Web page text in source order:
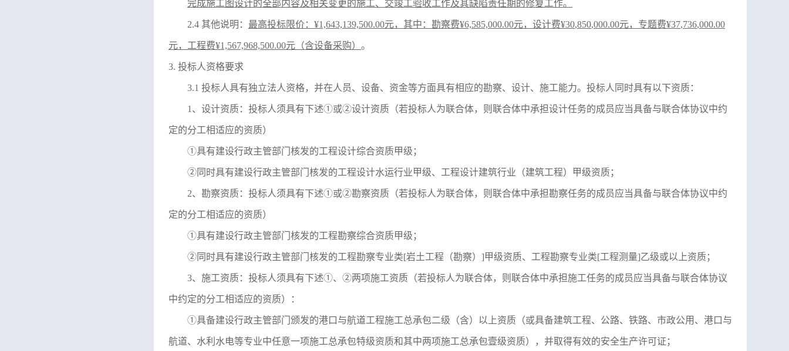
完成施工图设计的全部内容及相关变更的施工、交竣工验收工作及其缺陷责任期的修复工作。
2.4 其他说明： 最高投标限价： ¥1,643,139,500.00元，其中：勘察费¥6,585,000.00元， 设计费¥30,850,000.00元， 专题费¥37,736,000.00
元， 工程费¥1,567,968,500.00元（含设备采购） 。
3. 投标人资格要求
3.1 投标人具有独立法人资格，并在人员、设备、资金等方面具有相应的勘察、设计、施工能力。投标人同时具有以下资质：
1、设计资质：投标人须具有下述①或②设计资质（若投标人为联合体，则联合体中承担设计任务的成员应当具备与联合体协议中约
定的分工相适应的资质）
①具有建设行政主管部门核发的工程设计综合资质甲级；
②同时具有建设行政主管部门核发的工程设计水运行业甲级、工程设计建筑行业（建筑工程）甲级资质；
2、勘察资质：投标人须具有下述①或②勘察资质（若投标人为联合体，则联合体中承担勘察任务的成员应当具备与联合体协议中约
定的分工相适应的资质）
①具有建设行政主管部门核发的工程勘察综合资质甲级；
②同时具有建设行政主管部门核发的工程勘察专业类[岩土工程（勘察）]甲级资质、工程勘察专业类[工程测量]乙级或以上资质；
3、施工资质：投标人须具有下述①、②两项施工资质（若投标人为联合体，则联合体中承担施工任务的成员应当具备与联合体协议
中约定的分工相适应的资质）：
①具备建设行政主管部门颁发的港口与航道工程施工总承包二级（含）以上资质（或具备建筑工程、公路、铁路、市政公用、港口与
航道、水利水电等专业中任意一项施工总承包特级资质和其中两项施工总承包壹级资质），并取得有效的安全生产许可证；